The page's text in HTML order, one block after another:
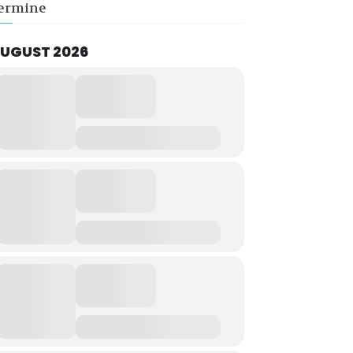
2026